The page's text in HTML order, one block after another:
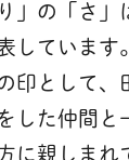
」の「さ」
しています
印として、
した仲間と
に親しまれ